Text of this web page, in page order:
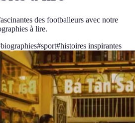
des footballeurs avec notre
à lire.
biographies#sport#histoires inspirantes